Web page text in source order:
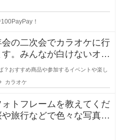
！
の二次会でカラオケに行
。みんなが白けないオス
りますか？
？おすすめ商品や参加するイベントや楽し
カラオケ
トフレームを教えてくだ
旅行などで色々な写真を
？